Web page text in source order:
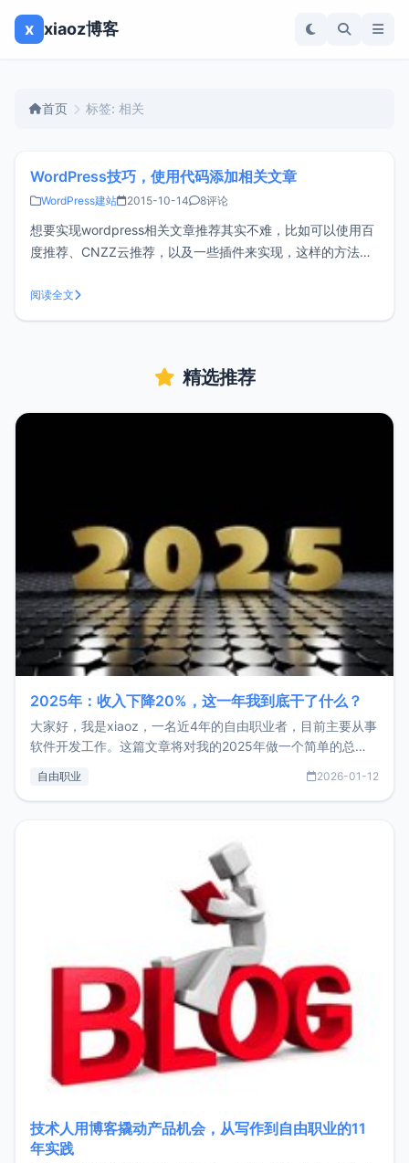
x xiaoz博客
首页 标签: 相关
WordPress技巧，使用代码添加相关文章
WordPress建站 2015-10-14 8评论
想要实现wordpress相关文章推荐其实不难，比如可以使用百
度推荐、CNZZ云推荐，以及一些插件来实现，这样的方法非
尤其对有强迫症的站长来说是无法忍受的。小z博客之前也一
直在使用CNZZ云推荐，总的来说还是比较满意的，只需要从
阅读全文
精选推荐
2025年：收入下降20%，这一年我到底干了什么？
大家好，我是xiaoz，一名近4年的自由职业者，目前主要从事
软件开发工作。这篇文章将对我的2025年做一个简单的总
收入下降20%，但却过得很充实，2026年不求突破，但求保
自由职业 2026-01-12
技术人用博客撬动产品机会，从写作到自由职业的11
年实践